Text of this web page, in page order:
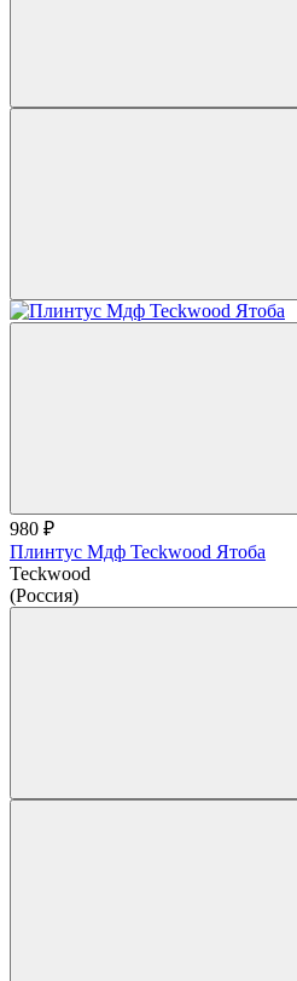
980 ₽
Плинтус Мдф Teckwood Ятоба
Teckwood
(Россия)